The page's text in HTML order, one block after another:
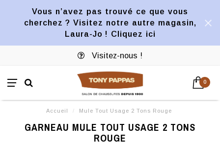
Vous n’avez pas trouvé ce que vous
cherchez ? Visitez notre autre magasin,
Laura-Jo ! Cliquez ici
Visitez-nous !
0
Accueil / Mule Tout Usage 2 Tons Rouge
GARNEAU MULE TOUT USAGE 2 TONS
ROUGE